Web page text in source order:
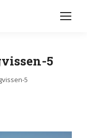
5
5